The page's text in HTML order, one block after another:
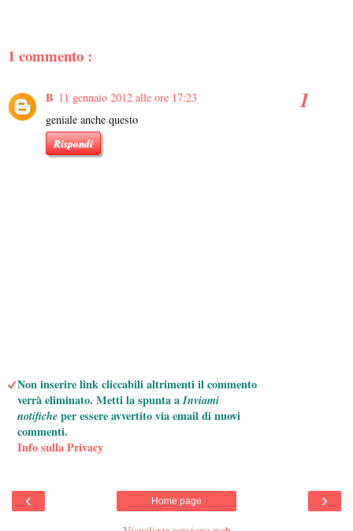
1 commento :
B 11 gennaio 2012 alle ore 17:23
geniale anche questo
Rispondi
Non inserire link cliccabili altrimenti il commento
verrà eliminato. Metti la spunta aInviami
notificheper essere avvertito via email di nuovi
commenti.
Info sulla Privacy
‹ ›
Home page